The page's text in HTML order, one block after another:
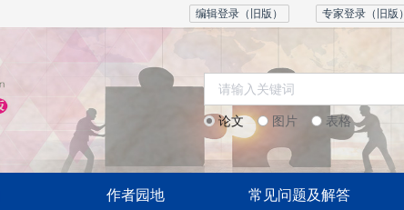
专家登录（旧版）
编辑登录（旧版）
论文 图片 表格
作者园地 常见问题及解答